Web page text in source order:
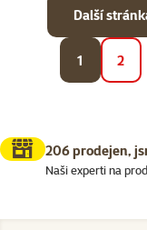
1 2
Další
206 prodejen,
Naši experti na